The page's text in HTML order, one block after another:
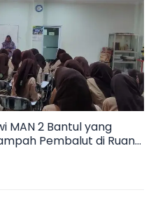
MAN 2 Bantul yang
Pembalut di Ruang